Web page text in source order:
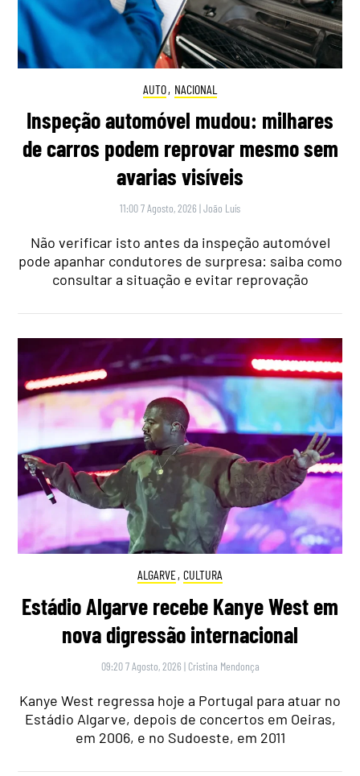
AUTO, NACIONAL
Inspeção automóvel mudou: milhares
de carros podem reprovar mesmo sem
avarias visíveis
11:00 7 Agosto, 2026 |João Luís
Não verificar isto antes da inspeção automóvel
pode apanhar condutores de surpresa: saiba como
consultar a situação e evitar reprovação
ALGARVE, CULTURA
Estádio Algarve recebe Kanye West em
nova digressão internacional
09:20 7 Agosto, 2026 | Cristina Mendonça
Kanye West regressa hoje a Portugal para atuar no
Estádio Algarve, depois de concertos em Oeiras,
em 2006, e no Sudoeste, em 2011